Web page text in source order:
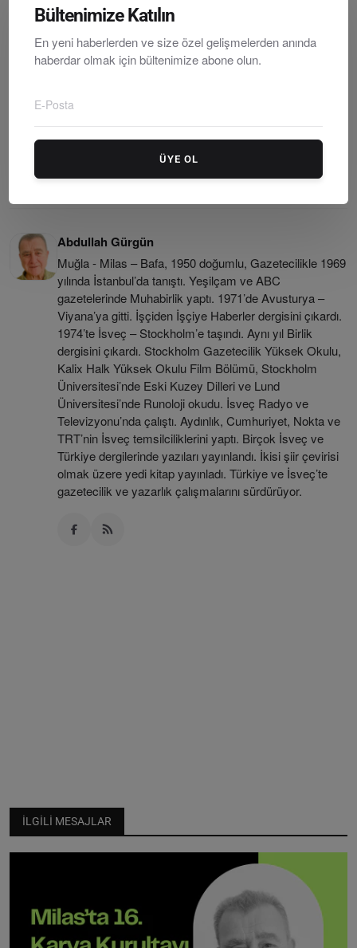
ÖNCEKI MAKALE
Bodrum'da Okullar Tatil Edildi: 12 Şubat 2026 Perşembe Günü
Menteşe’de Barış Manço Rüzgarı: Lale Manço’nun Katılımıyla
Unutulmaz Anma Gecesi
Abdullah Gürgün
Muğla - Milas – Bafa, 1950 doğumlu, Gazetecilikle 1969
yılında İstanbul’da tanıştı. Yeşilçam ve ABC
gazetelerinde Muhabirlik yaptı. 1971’de Avusturya –
Viyana’ya gitti. İşçiden İşçiye Haberler dergisini çıkardı.
1974’te İsveç – Stockholm’e taşındı. Aynı yıl Birlik
dergisini çıkardı. Stockholm Gazetecilik Yüksek Okulu,
Kalix Halk Yüksek Okulu Film Bölümü, Stockholm
Üniversitesi’nde Eski Kuzey Dilleri ve Lund
Üniversitesi’nde Runoloji okudu. İsveç Radyo ve
Televizyonu’nda çalıştı. Aydınlık, Cumhuriyet, Nokta ve
TRT’nin İsveç temsilciliklerini yaptı. Birçok İsveç ve
Türkiye dergilerinde yazıları yayınlandı. İkisi şiir çevirisi
olmak üzere yedi kitap yayınladı. Türkiye ve İsveç’te
gazetecilik ve yazarlık çalışmalarını sürdürüyor.
İLGILI MESAJLAR
Bültenimize Katılın
En yeni haberlerden ve size özel gelişmelerden anında
haberdar olmak için bültenimize abone olun.
ÜYE OL